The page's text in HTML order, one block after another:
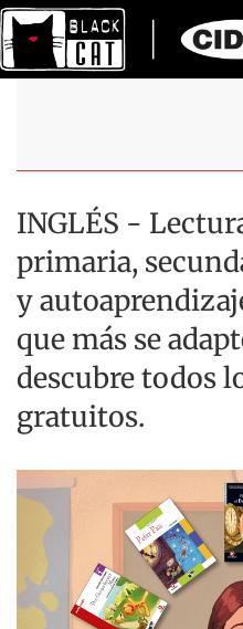
INGLÉS -
primaria,
y
que más se
descubre todos
gratuitos.